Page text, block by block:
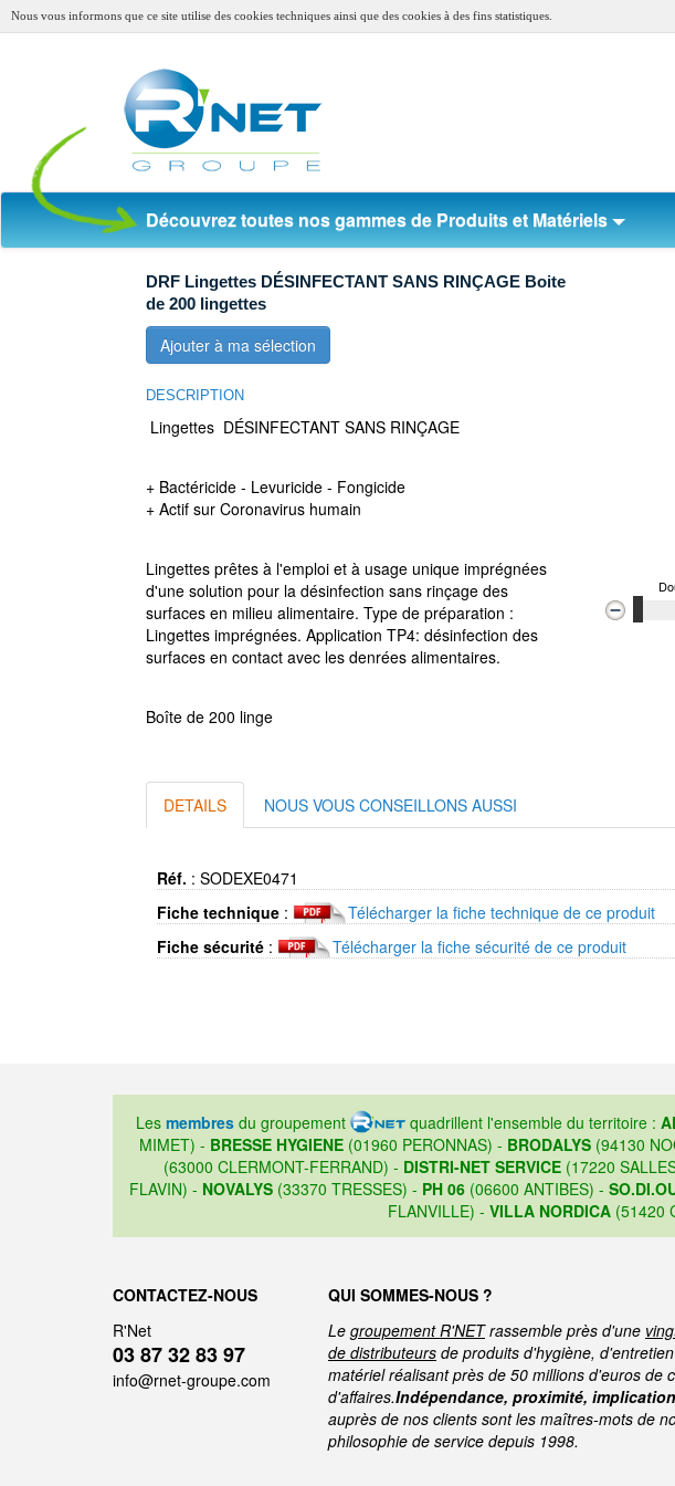
Nous vous informons que ce site utilise des cookies techniques ainsi que des cookies à des fins statistiques.
Découvrez toutes nos gammes de Produits et Matériels
DRF Lingettes DÉSINFECTANT SANS RINÇAGE Boite
de 200 lingettes
Ajouter à ma sélection
DESCRIPTION
Lingettes DÉSINFECTANT SANS RINÇAGE
+ Bactéricide - Levuricide - Fongicide
+ Actif sur Coronavirus humain
Lingettes prêtes à l'emploi et à usage unique imprégnées
d'une solution pour la désinfection sans rinçage des
surfaces en milieu alimentaire. Type de préparation :
Lingettes imprégnées. Application TP4: désinfection des
surfaces en contact avec les denrées alimentaires.
Boîte de 200 linge
DETAILS NOUS VOUS CONSEILLONS AUSSI
Réf. : SODEXE0471
Fiche technique :
Télécharger la fiche technique de ce produit
Fiche sécurité : Télécharger la fiche sécurité de ce produit
Les membresdu groupement quadrillent l'ensemble du territoire :
MIMET) - BRESSE HYGIENE (01960 PERONNAS) - BRODALYS (94130
(63000 CLERMONT-FERRAND) - DISTRI-NET SERVICE(17220
FLAVIN) - NOVALYS(33370 TRESSES) - PH 06(06600 ANTIBES) -
FLANVILLE) - VILLA NORDICA (51420
CONTACTEZ-NOUS
R'Net
03 87 32 83 97
info@rnet-groupe.com
QUI SOMMES-NOUS ?
Le groupement R'NETrassemble près d'une
de distributeurs de produits d'hygiène,
matériel réalisant près de 50 millions d'euros de
d'affaires.Indépendance, proximité, implication
auprès de nos clients sont les maîtres-mots de
philosophie de service depuis 1998.